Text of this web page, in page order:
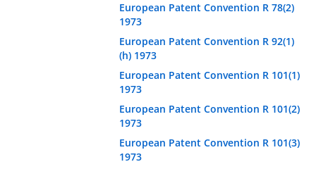
European Patent Convention R 78(2)
1973
European Patent Convention R 92(1)
(h) 1973
European Patent Convention R 101(1)
1973
European Patent Convention R 101(2)
1973
European Patent Convention R 101(3)
1973